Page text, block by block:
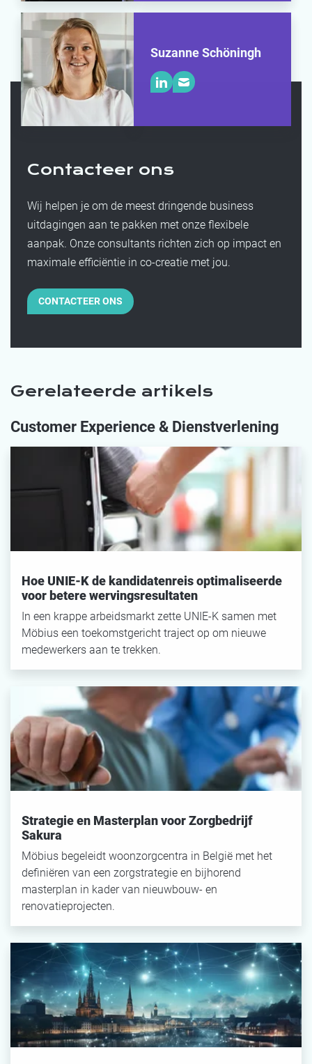
Suzanne Schöningh
Contacteer ons
Wij helpen je om de meest dringende business
uitdagingen aan te pakken met onze flexibele
aanpak. Onze consultants richten zich op impact en
maximale efficiëntie in co-creatie met jou.
CONTACTEER ONS
Gerelateerde artikels
Customer Experience & Dienstverlening
Hoe UNIE-K de kandidatenreis optimaliseerde
voor betere wervingsresultaten
In een krappe arbeidsmarkt zette UNIE-K samen met
Möbius een toekomstgericht traject op om nieuwe
medewerkers aan te trekken.
Strategie en Masterplan voor Zorgbedrijf
Sakura
Möbius begeleidt woonzorgcentra in België met het
definiëren van een zorgstrategie en bijhorend
masterplan in kader van nieuwbouw- en
renovatieprojecten.